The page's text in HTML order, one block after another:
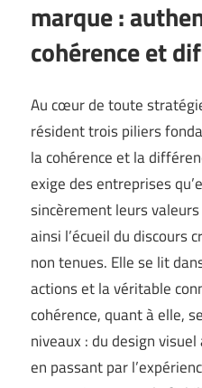
marque :
cohérence et
Au cœur de toute
résident trois piliers
la cohérence et la
exige des entreprises
sincèrement leurs
ainsi l’écueil du discours
non tenues. Elle se lit
actions et la véritable
cohérence, quant à elle,
niveaux : du design
en passant par